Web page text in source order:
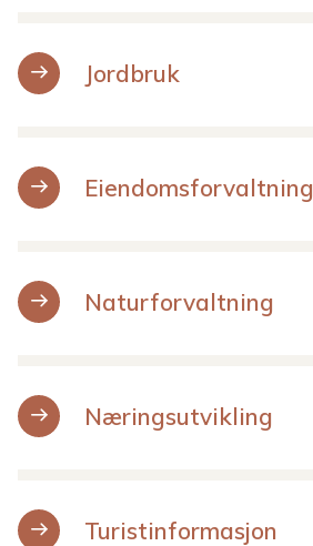
Jordbruk
Eiendomsforvaltning
Naturforvaltning
Næringsutvikling
Turistinformasjon